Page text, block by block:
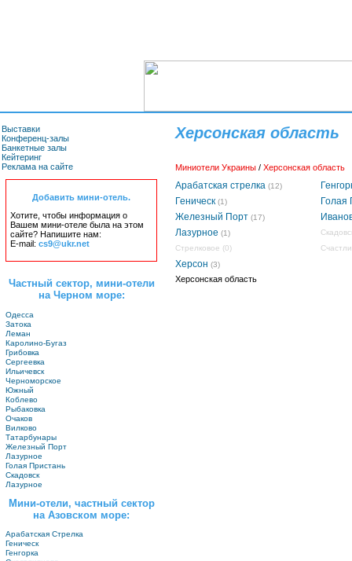
Выставки
Конференц-залы
Банкетные залы
Кейтеринг
Реклама на сайте
Добавить мини-отель.
Хотите, чтобы информация о
Вашем мини-отеле была на этом
сайте? Напишите нам:
E-mail: cs9@ukr.net
Частный сектор, мини-отели
на Черном море:
Одесса
Затока
Леман
Каролино-Бугаз
Грибовка
Сергеевка
Ильичевск
Черноморское
Южный
Коблево
Рыбаковка
Очаков
Вилково
Татарбунары
Железный Порт
Лазурное
Голая Пристань
Скадовск
Лазурное
Мини-отели, частный сектор
на Азовском море:
Арабатская Стрелка
Геническ
Генгорка
Херсонская область
Миниотели Украины / Херсонская область
Арабатская стрелка (12)
Геническ (1)
Голая
Железный Порт (17)
Лазурное (1)
Стрелковое (0)
Херсон (3)
Херсонская область